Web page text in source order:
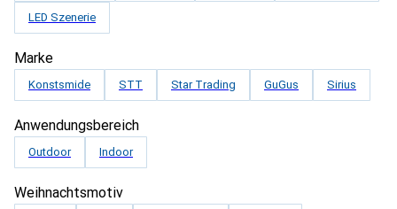
LED Szenerie
Marke
Konstsmide STT Star Trading GuGus Sirius
Anwendungsbereich
Outdoor Indoor
Weihnachtsmotiv